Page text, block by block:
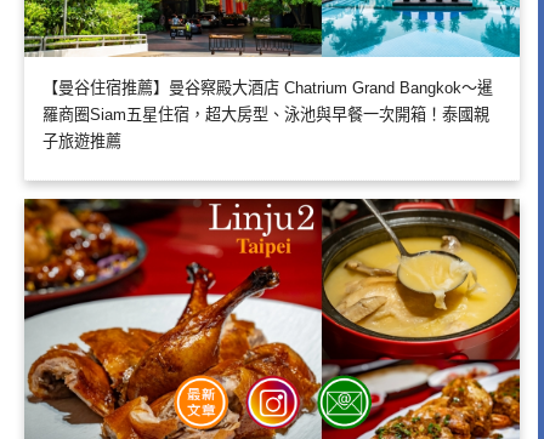
【曼谷住宿推薦】曼谷察殿大酒店 Chatrium Grand Bangkok～暹
羅商圈Siam五星住宿，超大房型、泳池與早餐一次開箱！泰國親
子旅遊推薦